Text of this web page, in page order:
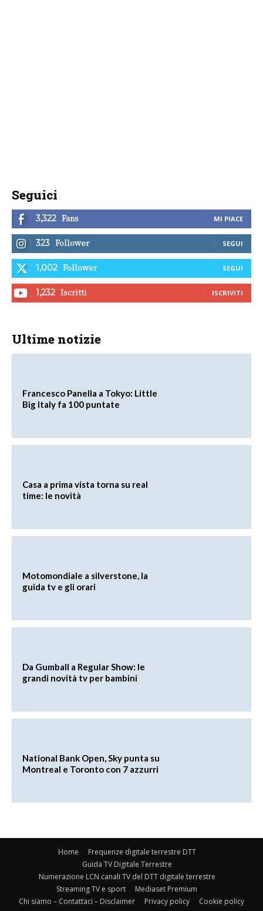
Seguici
3,322 Fans MI PIACE
323 Follower SEGUI
1,002 Follower SEGUI
1,232 Iscritti ISCRIVITI
Ultime notizie
Francesco Panella a Tokyo: Little
Big Italy fa 100 puntate
Casa a prima vista torna su real
time: le novità
Motomondiale a silverstone, la
guida tv e gli orari
Da Gumball a Regular Show: le
grandi novità tv per bambini
National Bank Open, Sky punta su
Montreal e Toronto con 7 azzurri
Home
Frequenze digitale terrestre DTT
Guida TV Digitale Terrestre
Numerazione LCN canali TV del DTT digitale terrestre
Streaming TV e sport
Mediaset Premium
Chi siamo – Contattaci – Disclaimer
Privacy policy Cookie policy